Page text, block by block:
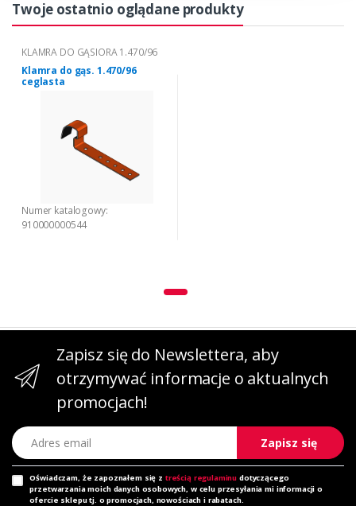
Twoje ostatnio oglądane produkty
KLAMRA DO GĄSIORA 1.470/96
Klamra do gąs. 1.470/96
ceglasta
Numer katalogowy:
910000000544
Zapisz się do Newslettera, aby
otrzymywać informacje o aktualnych
promocjach!
Adres email
Zapisz się
Oświadczam, że zapoznałem się z treścią regulaminu dotyczącego
przetwarzania moich danych osobowych, w celu przesyłania mi informacji o
ofercie sklepu tj. o promocjach, nowościach i rabatach.